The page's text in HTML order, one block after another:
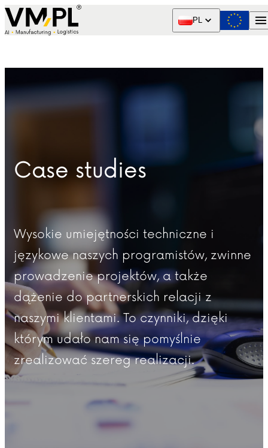
Skip to content
PL
Case studies
Wysokie umiejętności techniczne i
językowe naszych programistów, zwinne
prowadzenie projektów, a także
dążenie do partnerskich relacji z
naszymi klientami. To czynniki, dzięki
którym udało nam się pomyślnie
zrealizować szereg realizacji.